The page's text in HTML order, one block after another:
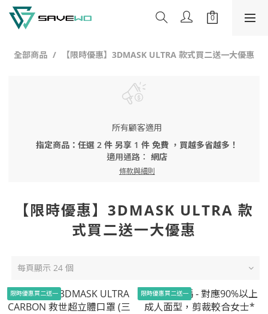
全部商品 【限時優惠】3DMASK ULTRA 款式買二送一大優惠
所有顧客適用
指定商品：任選 2 件 另享 1 件 免費 ，買越多省越多！
適用通路： 網店
條款與細則
【限時優惠】3DMASK ULTRA 款
式買二送一大優惠
每頁顯示 24 個
限時優惠買二送一 限時優惠買二送一